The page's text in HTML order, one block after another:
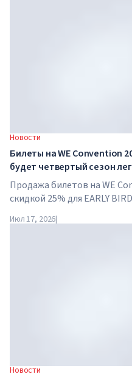
Новости
Билеты на WE Convention
будет четвертый сезон
Продажа билетов на WE
скидкой 25% для EARLY
2026 года форум пройдет в
Июл 17, 2026|
Новости